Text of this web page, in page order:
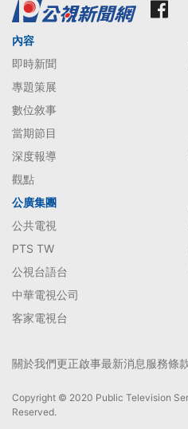
內容
即時新聞
專題策展
數位敘事
當期節目
深度報導
觀點
公廣集團
公共電視
PTS TW
公視台語台
中華電視公司
客家電視台
關於我們更正啟事最新消息服務條
Copyright © 2020 Public Television
Reserved.